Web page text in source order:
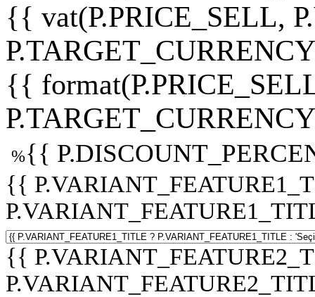
{{ vat(P.PRICE_SELL,
{{
%{{
{{
{{